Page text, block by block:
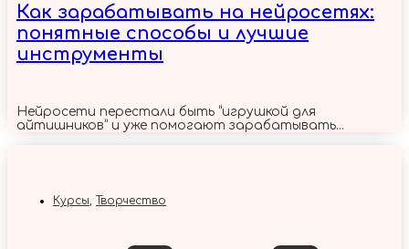
Как зарабатывать на нейросетях:
понятные способы и лучшие
инструменты
Нейросети перестали быть “игрушкой для
айтишников” и уже помогают зарабатывать...
Курсы, Творчество